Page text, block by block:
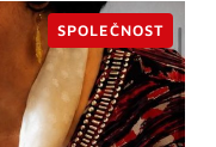
SPOLEČNOST